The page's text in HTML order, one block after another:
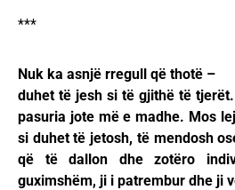
***
Nuk ka asnjë rregull që thotë –
duhet të jesh si të gjithë të
pasuria jote më e madhe. Mos
si duhet të jetosh, të mendosh
që të dallon dhe zotëro
guximshëm, ji i patrembur dhe ji